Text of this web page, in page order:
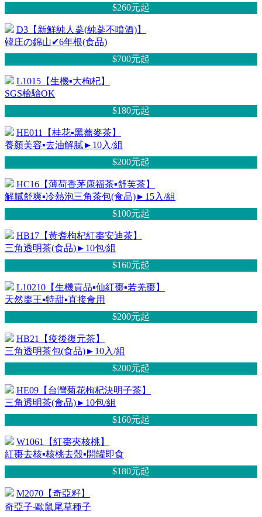
$260元起
D3【新鮮純人蔘(純蔘不噴酒)】
韓庄の錦山✔6年根(食品)
$700元起
L1015【生機▪大枸杞】
SGS檢驗OK
$180元起
HE011【桂花▪黑蕎麥茶】
養顏美容▪去油解膩►10入/組
$200元起
HC16【薄荷香茅康福茶▪舒芙茶】
解膩舒爽▪冷熱泡三角茶包(食品)►15入/組
$100元起
HB17【黃耆枸杞紅棗安迪茶】
三角透明茶(食品)►10包/組
$160元起
L10210【生機貢品▪仙紅棗▪若羌棗】
天然棗王▪特甜▪直接食用
$200元起
HB21【疫後復元茶】
三角透明茶包(食品)►10入/組
$200元起
HE09【台灣菊花枸杞決明子茶】
三角透明茶(食品)►10包/組
$160元起
W1061【紅棗夾核桃】
紅棗去核▪核桃去殼▪開罐即食
$180元起
M2070【奇亞籽】
奇亞子‧歐鼠尾草種子